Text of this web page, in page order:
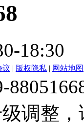
18:30
议 | 版权隐私 | 网站地图
调整